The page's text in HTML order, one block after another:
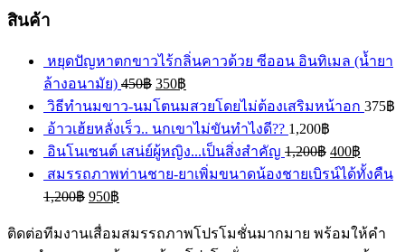
สินค้า
หยุดปัญหาตกขาวไร้กลิ่นคาวด้วย ซีออน อินทิเมล (น้ำยา
ล้างอนามัย) 450฿ 350฿
วิธีทำนมขาว-นมโตนมสวยโดยไม่ต้องเสริมหน้าอก 375฿
อ้าวเฮ้ยหลั่งเร็ว.. นกเขาไม่ขันทำไงดี?? 1,200฿
อินโนเซนต์ เสน่ย์ผู้หญิง...เป็นสิ่งสำคัญ 1,200฿ 400฿
สมรรถภาพท่านชาย-ยาเพิ่มขนาดน้องชายเบิรน์ได้ทั้งคืน
1,200฿ 950฿
ติดต่อทีมงานเสื่อมสมรรถภาพโปรโมชั่นมากมาย พร้อมให้คำ